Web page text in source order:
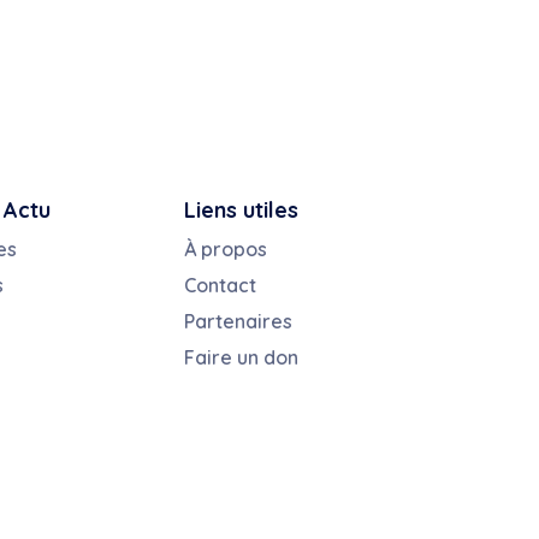
Liens utiles
À propos
Contact
Partenaires
Faire un don